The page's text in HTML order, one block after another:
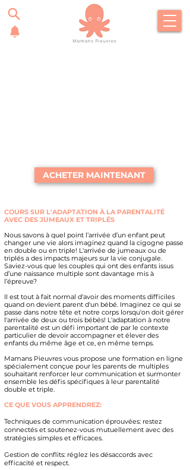
ACHETER MAINTENANT
COURS SUR L'ADAPTATION À LA PARENTALITÉ
AVEC DES JUMEAUX ET TRIPLÉS
Nous savons à quel point l’arrivée d’un enfant peut
changer une vie alors imaginez quand la cigogne passe
en double ou en triple! L'arrivée de jumeaux ou de
triplés a des impacts majeurs sur la vie conjugale.
Saviez-vous que les couples qui ont des enfants issus
d’une naissance multiple sont davantage mis à
l’épreuve?
Il est tout à fait normal d'avoir des moments difficiles
quand on devient parent d'un bébé. Imaginez ce qui se
passe dans notre tête et notre corps lorsqu'on doit gérer
l'arrivée de deux ou trois bébés! L'adaptation à notre
parentalité est un défi important de par le contexte
particulier de devoir accompagner et élever des
enfants du même âge et ce, en même temps.
Mamans Pieuvres vous propose une formation en ligne
spécialement conçue pour les parents de multiples
souhaitant renforcer leur communication et surmonter
ensemble les défis spécifiques à leur parentalité
double et triple.
CE QUE VOUS APPRENDREZ:
Techniques de communication éprouvées: restez
connectés et soutenez-vous mutuellement avec des
stratégies simples et efficaces.
Gestion de conflits: réglez les désaccords avec
efficacité et respect.